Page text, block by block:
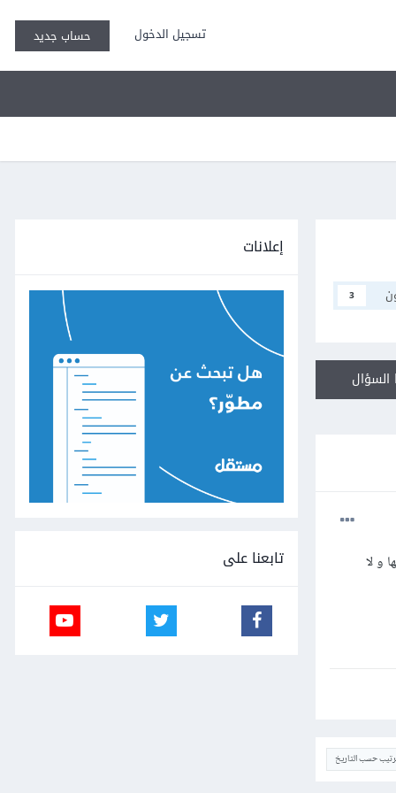
تسجيل الدخول حساب جديد
3
و لا
حسب التاريخ
إعلانات
تابعنا على